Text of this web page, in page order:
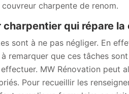
charpente de renom.
charpentier qui répare
sont à ne pas négliger. En
remarquer que ces tâches
MW Rénovation peut
Pour recueillir les